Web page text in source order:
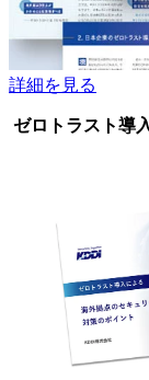
詳細を見る
ゼロトラスト導